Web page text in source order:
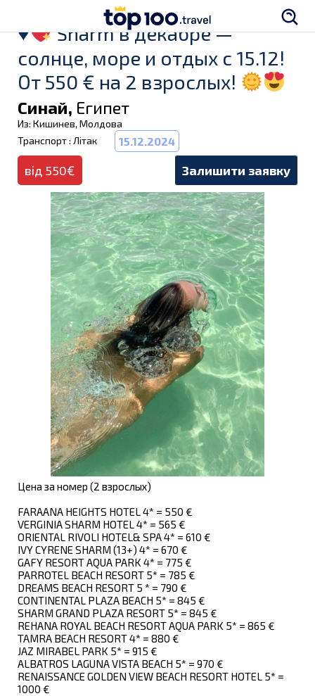
♥
Sharm в декабре —
солнце, море и отдых с 15.12!
От 550 € на 2 взрослых!
Синай, Египет
Из: Кишинев, Молдова
Транспорт : Літак
15.12.2024
від 550€ Залишити заявку
Цена за номер (2 взрослых)
FARAANA HEIGHTS HOTEL 4* = 550 €
VERGINIA SHARM HOTEL 4* = 565 €
ORIENTAL RIVOLI HOTEL& SPA 4* = 610 €
IVY CYRENE SHARM (13+) 4* = 670 €
GAFY RESORT AQUA PARK 4* = 775 €
PARROTEL BEACH RESORT 5* = 785 €
DREAMS BEACH RESORT 5 * = 790 €
CONTINENTAL PLAZA BEACH 5* = 845 €
SHARM GRAND PLAZA RESORT 5* = 845 €
REHANA ROYAL BEACH RESORT AQUA PARK 5* = 865 €
TAMRA BEACH RESORT 4* = 880 €
JAZ MIRABEL PARK 5* = 915 €
ALBATROS LAGUNA VISTA BEACH 5* = 970 €
RENAISSANCE GOLDEN VIEW BEACH RESORT HOTEL 5* =
1000 €